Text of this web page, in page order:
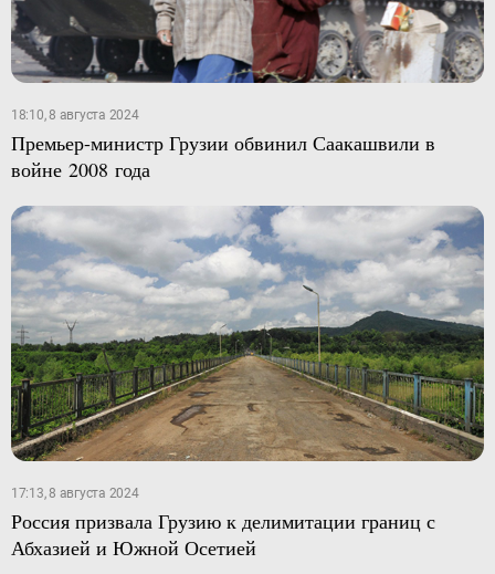
18:10, 8 августа 2024
Премьер-министр Грузии обвинил Саакашвили в
войне 2008 года
17:13, 8 августа 2024
Россия призвала Грузию к делимитации границ с
Абхазией и Южной Осетией